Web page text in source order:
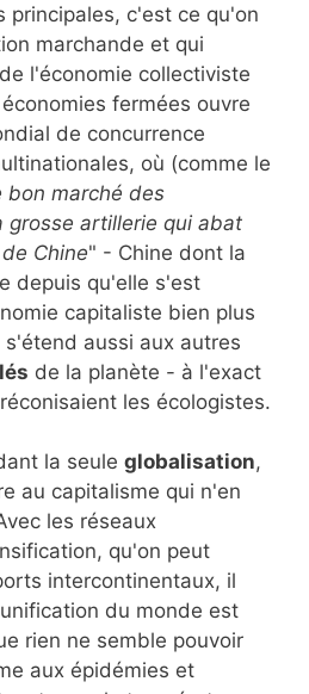
principales, c'est ce qu'on
marchande et qui
l'économie collectiviste
fermées ouvre
de concurrence
où (comme le
bon marché des
grosse artillerie qui abat
Chine" - Chine dont la
depuis qu'elle s'est
capitaliste bien plus
aussi aux autres
de la planète - à l'exact
les écologistes.
la seule globalisation,
au capitalisme qui n'en
les réseaux
qu'on peut
intercontinentaux, il
du monde est
rien ne semble pouvoir
aux épidémies et